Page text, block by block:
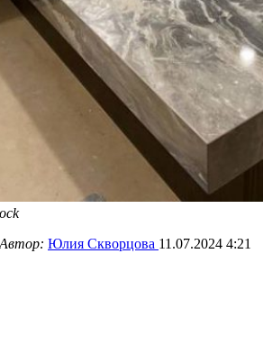
Автор: Юлия Скворцова 11.07.2024 4:21